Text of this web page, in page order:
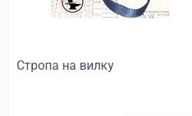
Стропа на вилку